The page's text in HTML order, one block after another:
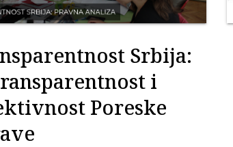
Srbija:
i
Poreske